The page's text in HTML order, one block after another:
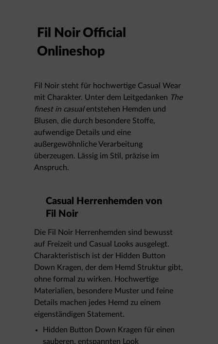
Fil Noir Official
Onlineshop
Fil Noir steht für hochwertige Casual Wear
mit Charakter. Unter dem Leitgedanken The
finest in casualentstehen Hemden und
Blusen, die durch besondere Stoffe,
aufwendige Details und eine
außergewöhnliche Verarbeitung
überzeugen. Lässig im Stil, präzise im
Anspruch.
Casual Herrenhemden von
Fil Noir
Die Fil Noir Herrenhemden sind bewusst
auf Freizeit und Casual Looks ausgelegt.
Charakteristisch ist der Hidden Button
Down Kragen, der dem Hemd Struktur gibt,
ohne formal zu wirken. Hochwertige
Materialien, besondere Muster und feine
Details machen jedes Hemd zu einem
eigenständigen Statement.
Hidden Button Down Kragen für einen
sauberen, entspannten Look